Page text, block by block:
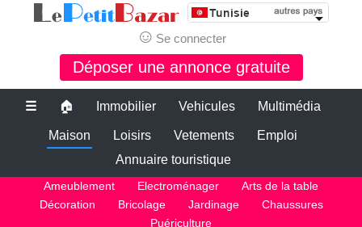
☺ Se connecter
Déposer une annonce gratuite
☰ 🏠 Immobilier Vehicules Multimédia
Maison Loisirs Vetements
Emploi
Annuaire touristique
Ameublement Electroménager
Arts de la table
Décoration
Bricolage Jardinage
Chaussures
Puériculture